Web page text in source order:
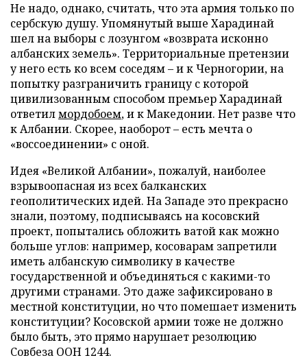
Не надо, однако, считать, что эта армия только по
сербскую душу. Упомянутый выше Харадинай
шел на выборы с лозунгом «возврата исконно
албанских земель». Территориальные претензии
у него есть ко всем соседям – и к Черногории, на
попытку разграничить границу с которой
цивилизованным способом премьер Харадинай
ответилмордобоем, и к Македонии. Нет разве что
к Албании. Скорее, наоборот – есть мечта о
«воссоединении» с оной.
Идея «Великой Албании», пожалуй, наиболее
взрывоопасная из всех балканских
геополитических идей. На Западе это прекрасно
знали, поэтому, подписываясь на косовский
проект, попытались обложить ватой как можно
больше углов: например, косоварам запретили
иметь албанскую символику в качестве
государственной и объединяться с какими-то
другими странами. Это даже зафиксировано в
местной конституции, но что помешает изменить
конституции? Косовской армии тоже не должно
было быть, это прямо нарушает резолюцию
Совбеза ООН 1244.